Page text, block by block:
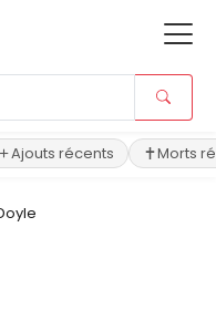
Ajouts récents Morts